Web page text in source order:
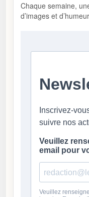
Chaque semaine,
d’images et